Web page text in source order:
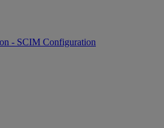
- SCIM Configuration